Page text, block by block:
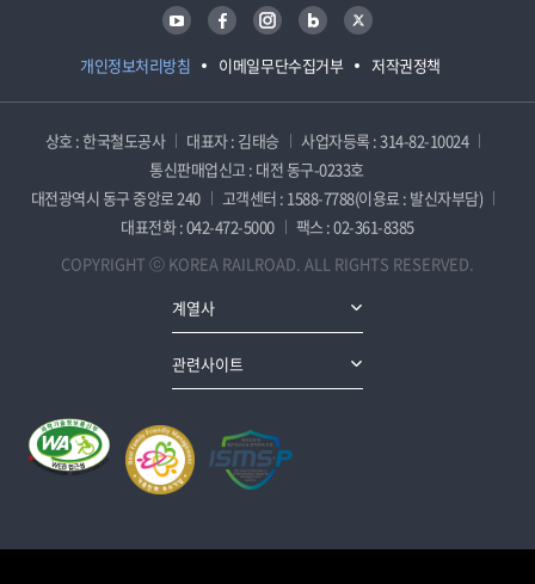
개인정보처리방침 이메일무단수집거부 저작권정책
유튜브 페이스북 인스타그램 블로그 트위터
상호 : 한국철도공사 대표자 : 김태승
사업자등록 : 314-82-10024
통신판매업신고 : 대전 동구-0233호
대전광역시 동구 중앙로 240
고객센터 : 1588-7788(이용료 : 발신자부담)
대표전화 : 042-472-5000
팩스 : 02-361-8385
COPYRIGHT ⓒ KOREA RAILROAD. ALL RIGHTS RESERVED.
계열사
관련사이트